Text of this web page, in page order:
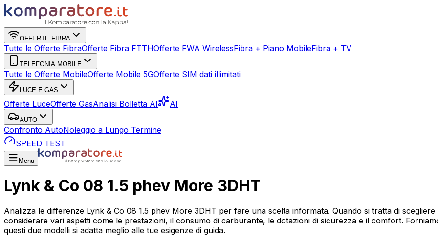
OFFERTE FIBRA
Tutte le Offerte FibraOfferte Fibra FTTHOfferte FWA WirelessFibra + Piano MobileFibra + TV
TELEFONIA MOBILE
Tutte le Offerte MobileOfferte Mobile 5GOfferte SIM dati illimitati
LUCE E GAS
Offerte LuceOfferte GasAnalisi Bolletta AI AI
AUTO
Confronto AutoNoleggio a Lungo Termine
SPEED TEST
Menu
Lynk & Co 08 1.5 phev More 3DHT
Analizza le differenze Lynk & Co 08 1.5 phev More 3DHT per fare una scelta informata. Quando si tratta di
considerare vari aspetti come le prestazioni, il consumo di carburante, le dotazioni di sicurezza e il comfort.
questi due modelli si adatta meglio alle tue esigenze di guida.